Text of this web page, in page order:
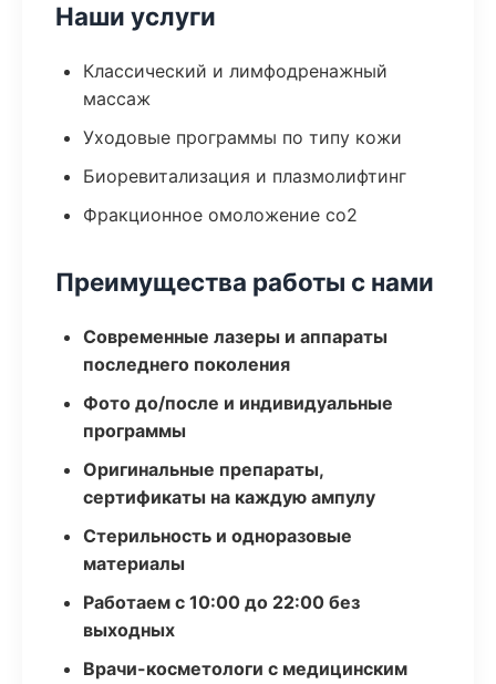
Наши услуги
Классический и лимфодренажный
массаж
Уходовые программы по типу кожи
Биоревитализация и плазмолифтинг
Фракционное омоложение co2
Преимущества работы с нами
Современные лазеры и аппараты
последнего поколения
Фото до/после и индивидуальные
программы
Оригинальные препараты,
сертификаты на каждую ампулу
Стерильность и одноразовые
материалы
Работаем с 10:00 до 22:00 без
выходных
Врачи-косметологи с медицинским